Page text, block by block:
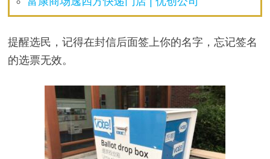
提醒选民，记得在封信后面签上你的名字，忘记签名
的选票无效。